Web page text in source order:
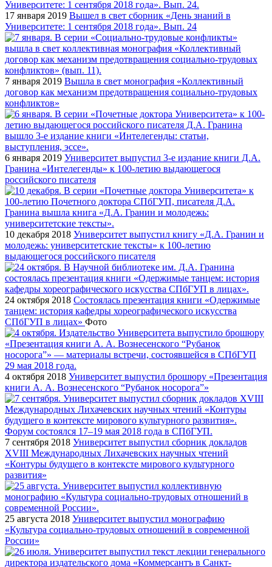
17 января 2019 Вышел в свет сборник «День знаний в
Университете: 1 сентября 2018 года». Вып. 24
7 января 2019 Вышла в свет монография «Коллективный
договор как механизм предотвращения социально-трудовых
конфликтов»
6 января 2019 Университет выпустил 3-е издание книги Д.А.
Гранина «Интелегенды» к 100-летию выдающегося
российского писателя
10 декабря 2018 Университет выпустил книгу «Д.А. Гранин и
молодежь: университетские тексты» к 100-летию
выдающегося российского писателя
24 октября 2018 Состоялась презентация книги «Одержимые
танцем: история кафедры хореографического искусства
СПбГУП в лицах» Фото
4 октября 2018 Университет выпустил брошюру «Презентация
книги А. А. Вознесенского “Рубанок носорога”»
7 сентября 2018 Университет выпустил сборник докладов
XVIII Международных Лихачевских научных чтений
«Контуры будущего в контексте мирового культурного
развития»
25 августа 2018 Университет выпустил монографию
«Культура социально-трудовых отношений в современной
России»